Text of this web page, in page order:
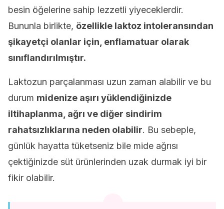
besin öğelerine sahip lezzetli yiyeceklerdir.
Bununla birlikte, özellikle laktoz intoleransından
şikayetçi olanlar için, enflamatuar olarak
sınıflandırılmıştır.
Laktozun parçalanması uzun zaman alabilir ve bu
durum midenize aşırı yüklendiğinizde
iltihaplanma, ağrı ve diğer sindirim
rahatsızlıklarına neden olabilir. Bu sebeple,
günlük hayatta tüketseniz bile mide ağrısı
çektiğinizde süt ürünlerinden uzak durmak iyi bir
fikir olabilir.